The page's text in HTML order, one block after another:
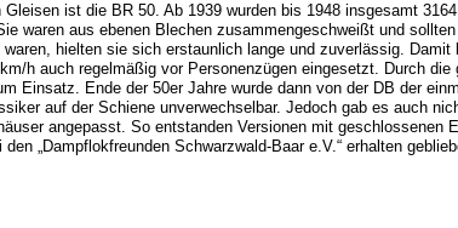
ist die BR 50. Ab 1939 wurden bis 1948 insgesamt
waren aus ebenen Blechen zusammengeschweißt und
hielten sie sich erstaunlich lange und zuverlässig.
h auch regelmäßig vor Personenzügen eingesetzt. Durch
Einsatz. Ende der 50er Jahre wurde dann von der DB der
auf der Schiene unverwechselbar. Jedoch gab es auch
angepasst. So entstanden Versionen mit geschlossenen
„Dampflokfreunden Schwarzwald-Baar e.V.“ erhalten